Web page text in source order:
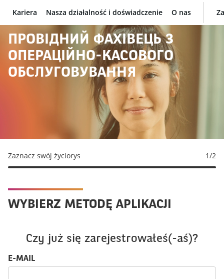
BNP Paribas
Kariera Nasza działalność i doświadczenie O nas
ПРОВІДНИЙ ФАХІВЕЦЬ З
ОПЕРАЦІЙНО-КАСОВОГО
ОБСЛУГОВУВАННЯ
Zaznacz swój życiorys 1/2
WYBIERZ METODĘ APLIKACJI
Czy już się zarejestrowałeś(-aś)?
Login: użytkownik i hasło
E-MAIL